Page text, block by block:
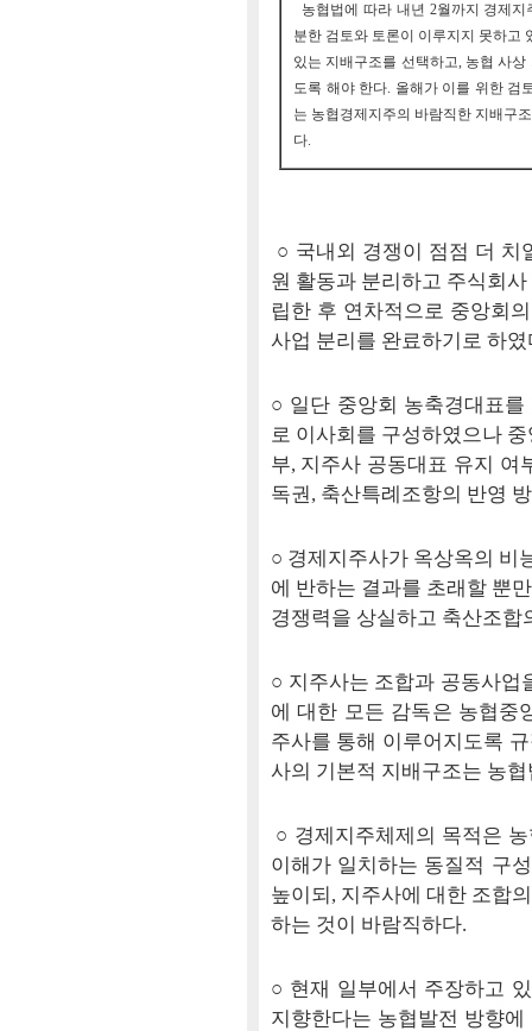
농협법에 따라 내년 2월까지 경제
분한 검토와 토론이 이루지지 못하고
있는 지배구조를 선택하고, 농협 사
도록 해야 한다. 올해가 이를 위한 검
는 농협경제지주의 바람직한 지배구
다.
○ 국내외 경쟁이 점점 더 치
원 활동과 분리하고 주식회
립한 후 연차적으로 중앙회
사업 분리를 완료하기로 하였
○ 일단 중앙회 농축경대표
로 이사회를 구성하였으나
부, 지주사 공동대표 유지 여
독권, 축산특례조항의 반영
○ 경제지주사가 옥상옥의 비
에 반하는 결과를 초래할 뿐
경쟁력을 상실하고 축산조합
○ 지주사는 조합과 공동사업
에 대한 모든 감독은 농협중
주사를 통해 이루어지도록
사의 기본적 지배구조는 농
○ 경제지주체제의 목적은
이해가 일치하는 동질적 구
높이되, 지주사에 대한 조합
하는 것이 바람직하다.
○ 현재 일부에서 주장하고
지향한다는 농협발전 방향